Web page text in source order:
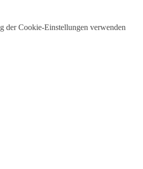
der Cookie-Einstellungen verwenden